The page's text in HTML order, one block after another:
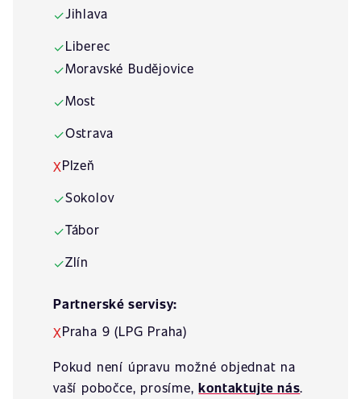
✓Jihlava
✓Liberec
✓Moravské Budějovice
✓Most
✓Ostrava
XPlzeň
✓Sokolov
✓Tábor
✓Zlín
Partnerské servisy:
XPraha 9 (LPG Praha)
Pokud není úpravu možné objednat na
vaší pobočce, prosíme,kontaktujte nás.